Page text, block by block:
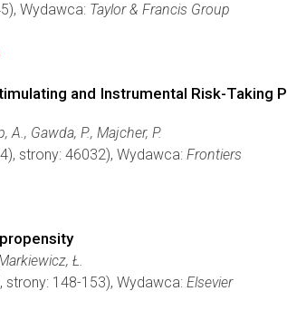
Wydawca: Taylor & Francis Group
and Instrumental Risk-Taking
Gawda, P., Majcher, P.
strony: 46032), Wydawca: Frontiers
Ł.
strony: 148-153), Wydawca: Elsevier